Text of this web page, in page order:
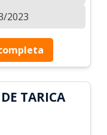
2023
TARICA